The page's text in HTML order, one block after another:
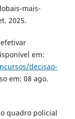
mais-
2025.
efetivar
em:
decisao-
em: 08 ago.
quadro policial